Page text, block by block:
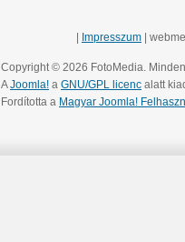
Impresszum |
Copyright © 2026 FotoMedia.
AJoomla! a GNU/GPL licenc alatt
Fordította a Magyar Joomla!